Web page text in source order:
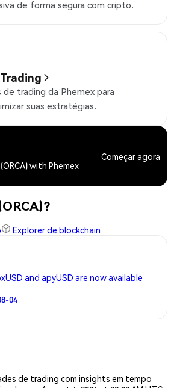
de forma segura com cripto.
de trading da Phemex para
suas estratégias.
with Phemex
Começar agora
Explorer de blockchain
and apyUSD are now available
04
de trading com insights em tempo